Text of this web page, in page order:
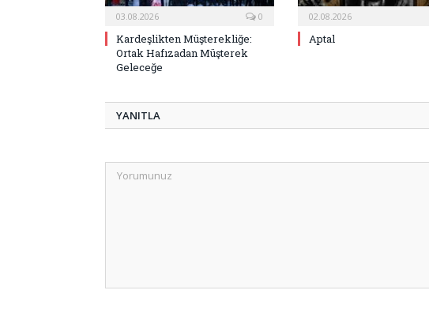
03.08.2026 0
Kardeşlikten Müşterekliğe:
Ortak Hafızadan Müşterek
Geleceğe
02.08.2026
Aptal
YANITLA